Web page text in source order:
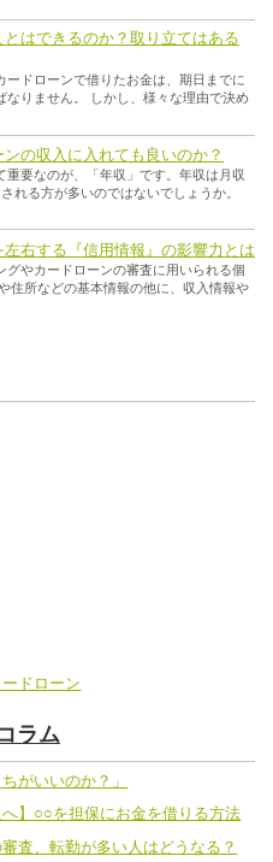
はできるのか？取り立てはある
ードローンで借りたお金は、期日までに
なりません。 しかし、様々な理由で決め
ンの収入に入れても良いのか？
重要なのが、「年収」です。年収は月収
れる方が多いのではないでしょうか。
右する『信用情報』の影響力とは
グやカードローンの審査に用いられる個
住所などの基本情報の他に、収入情報や
ドローン
ラム
がいいのか？」
】○○を担保にお金を借りる方法
査、転勤が多い人はどうなる？